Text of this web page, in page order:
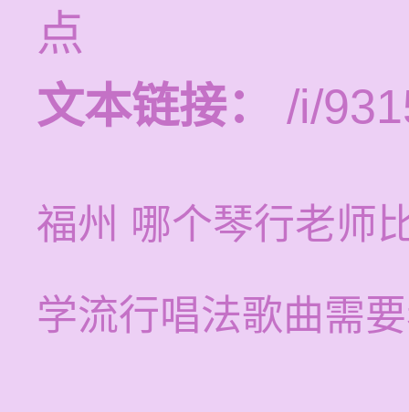
点
文本链接：
/i/
福州 哪个琴行老师
学流行唱法歌曲需